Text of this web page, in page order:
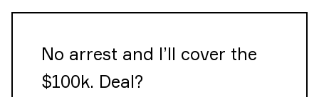
No arrest and I’ll cover the
$100k. Deal?